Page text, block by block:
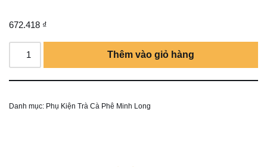
672.418 ₫
Thêm vào giỏ hàng
Danh mục: Phụ Kiện Trà Cà Phê Minh Long